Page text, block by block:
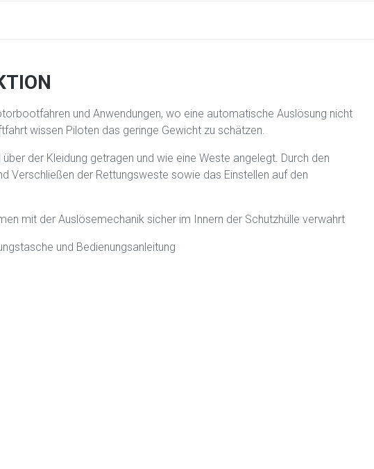
und Anwendungen, wo eine automatische Auslösung nicht
wissen Piloten das geringe Gewicht zu schätzen.
der Kleidung getragen und wie eine Weste angelegt. Durch den
Verschließen der Rettungsweste sowie das Einstellen auf den
mit der Auslösemechanik sicher im Innern der Schutzhülle verwahrt
und Bedienungsanleitung